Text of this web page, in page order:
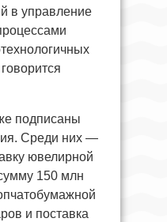
в управление
подписаны
Среди них —
ювелирной
150 млн
и поставка